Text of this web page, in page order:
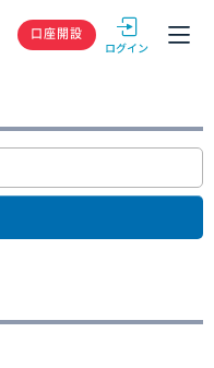
GMOクリック
口座開設